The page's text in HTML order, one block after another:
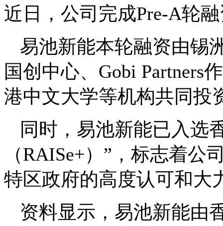
近日，公司完成Pre-A轮
易池新能本轮融资由锡
国创中心、Gobi Partners
港中文大学等机构共同投
同时，易池新能已入选
（RAISe+）”，标志着
特区政府的高度认可和大
资料显示，易池新能由